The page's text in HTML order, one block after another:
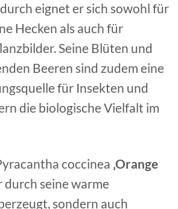
eignet er sich sowohl für
Hecken als auch für
Seine Blüten und
Beeren sind zudem eine
für Insekten und
die biologische Vielfalt im
coccinea ‚Orange
durch seine warme
sondern auch